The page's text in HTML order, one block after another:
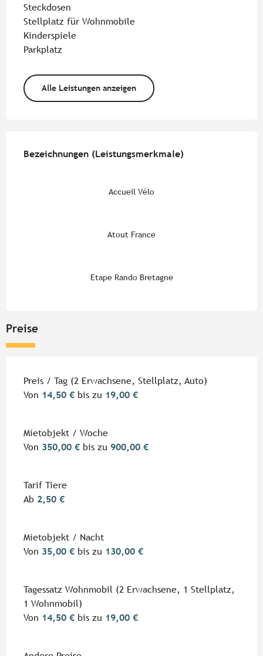
Steckdosen
Stellplatz für Wohnmobile
Kinderspiele
Parkplatz
Alle Leistungen anzeigen
Bezeichnungen (Leistungsmerkmale)
Bezeichnungen (Leistungsmerkmale)
Accueil Vélo
Atout France
Etape Rando Bretagne
Preise
Preise 2026
Preis / Tag (2 Erwachsene, Stellplatz, Auto)
Von 14,50 € bis zu 19,00 €
Mietobjekt / Woche
Von 350,00 € bis zu 900,00 €
Tarif Tiere
Ab 2,50 €
Mietobjekt / Nacht
Von 35,00 € bis zu 130,00 €
Tagessatz Wohnmobil (2 Erwachsene, 1 Stellplatz,
1 Wohnmobil)
Von 14,50 € bis zu 19,00 €